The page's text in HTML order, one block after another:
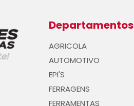
Departamentos
AGRICOLA
AUTOMOTIVO
EPI'S
FERRAGENS
FERRAMENTAS